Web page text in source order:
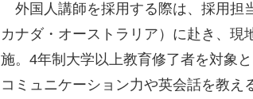
外国人講師を採用する際は、採用担
カナダ・オーストラリア）に赴き、
施。4年制大学以上教育修了者を対象
コミュニケーション力や英会話を教